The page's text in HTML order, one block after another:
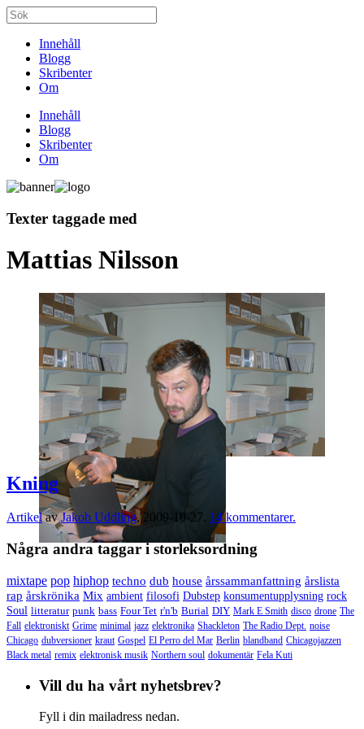
Innehåll
Blogg
Skribenter
Om
Innehåll
Blogg
Skribenter
Om
Texter taggade med
Mattias Nilsson
Kning
Artikel avJakob Uddling,2009-10-27. 14 kommentarer.
Några andra taggar i storleksordning
mixtape pop hiphop techno dub house årssammanfattning årslista
rap årskrönika Mix ambient filosofi Dubstep konsumentupplysning rock
Soul litteratur punk bass Four Tet r'n'b Burial DIY Mark E Smith disco drone The
Fall elektroniskt Grime minimal jazz elektronika Shackleton The Radio Dept. noise
Chicago dubversioner kraut Gospel El Perro del Mar Berlin blandband Chicagojazzen
Black metal remix elektronisk musik Northern soul dokumentär Fela Kuti
Vill du ha vårt nyhetsbrev?
Fyll i din mailadress nedan.